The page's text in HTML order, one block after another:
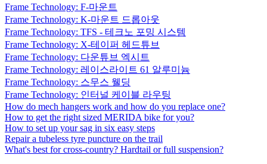
Frame Technology: F-마운트
Frame Technology: K-마운트 드롭아웃
Frame Technology: TFS - 테크노 포밍 시스템
Frame Technology: X-테이퍼 헤드튜브
Frame Technology: 다운튜브 엑시트
Frame Technology: 레이스라이트 61 알루미늄
Frame Technology: 스무스 웰딩
Frame Technology: 인터널 케이블 라우팅
How do mech hangers work and how do you replace one?
How to get the right sized MERIDA bike for you?
How to set up your sag in six easy steps
Repair a tubeless tyre puncture on the trail
What's best for cross-country? Hardtail or full suspension?